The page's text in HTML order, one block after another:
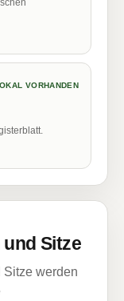
VORHANDEN
Sitze
Sitze werden